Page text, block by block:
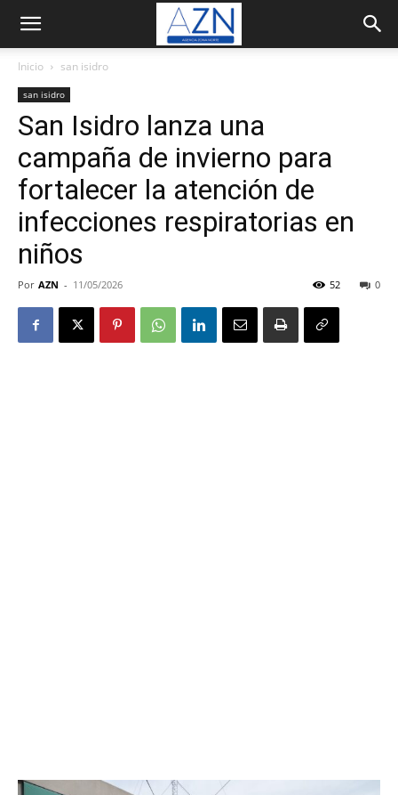
Inicio san isidro
san isidro
San Isidro lanza una
campaña de invierno para
fortalecer la atención de
infecciones respiratorias en
niños
Por AZN - 11/05/2026 0
52